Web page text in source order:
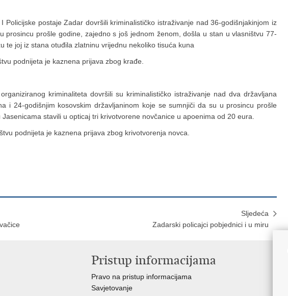
postaje Zadar dovršili kriminalističko istraživanje nad 36-godišnjakinjom iz
prosincu prošle godine, zajedno s još jednom ženom, došla u stan u vlasništvu 77-
te joj iz stana otuđila zlatninu vrijednu nekoliko tisuća kuna
podnijeta je kaznena prijava zbog krađe.
kriminaliteta dovršili su kriminalističko istraživanje nad dva državljana
i 24-godišnjim kosovskim državljaninom koje se sumnjiči da su u prosincu prošle
stavili u opticaj tri krivotvorene novčanice u apoenima od 20 eura.
podnijeta je kaznena prijava zbog krivotvorenja novca.
Sljedeća
Zadarski policajci pobjednici i u miru
Pristup informacijama
Pravo na pristup informacijama
Savjetovanje